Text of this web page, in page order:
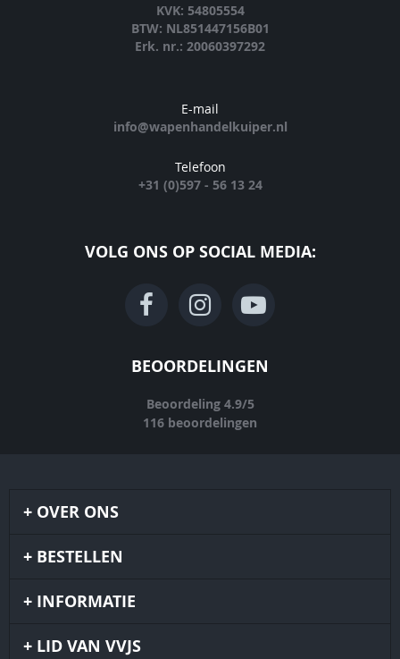
KVK: 54805554
BTW: NL851447156B01
Erk. nr.: 20060397292
E-mail
info@wapenhandelkuiper.nl
Telefoon
+31 (0)597 - 56 13 24
VOLG ONS OP SOCIAL MEDIA:
BEOORDELINGEN
Beoordeling 4.9/5
116 beoordelingen
OVER ONS
BESTELLEN
INFORMATIE
LID VAN VVJS